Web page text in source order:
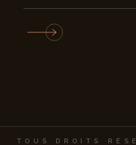
TOUS DROITS